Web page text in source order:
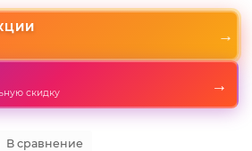
→
скидку →
В сравнение